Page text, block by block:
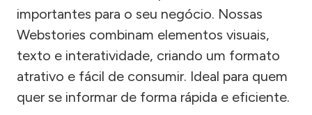
importantes para o seu negócio. Nossas
Webstories combinam elementos visuais,
texto e interatividade, criando um formato
atrativo e fácil de consumir. Ideal para quem
quer se informar de forma rápida e eficiente.